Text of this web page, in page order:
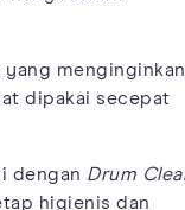
yang menginginkan
dipakai secepat
dengan Drum
higienis dan